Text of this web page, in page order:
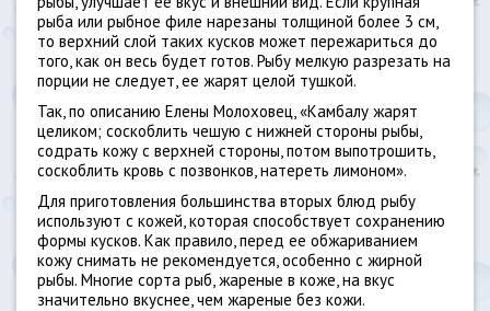
рыба или рыбное филе нарезаны толщиной более 3 см,
то верхний слой таких кусков может пережариться до
того, как он весь будет готов. Рыбу мелкую разрезать на
порции не следует, ее жарят целой тушкой.
Так, по описанию Елены Молоховец, «Камбалу жарят
целиком; соскоблить чешую с нижней стороны рыбы,
содрать кожу с верхней стороны, потом выпотрошить,
соскоблить кровь с позвонков, натереть лимоном».
Для приготовления большинства вторых блюд рыбу
используют с кожей, которая способствует сохранению
формы кусков. Как правило, перед ее обжариванием
кожу снимать не рекомендуется, особенно с жирной
рыбы. Многие сорта рыб, жареные в коже, на вкус
значительно вкуснее, чем жареные без кожи.